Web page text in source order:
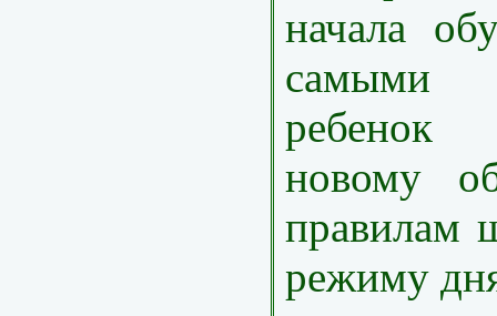
начала
новому
правилам
режиму